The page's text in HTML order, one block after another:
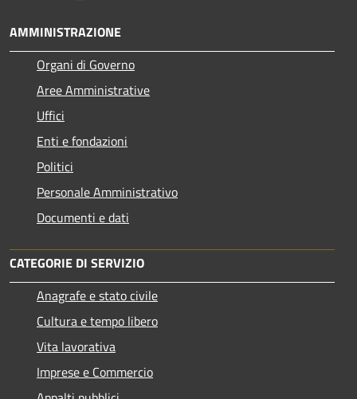
AMMINISTRAZIONE
Organi di Governo
Aree Amministrative
Uffici
Enti e fondazioni
Politici
Personale Amministrativo
Documenti e dati
CATEGORIE DI SERVIZIO
Anagrafe e stato civile
Cultura e tempo libero
Vita lavorativa
Imprese e Commercio